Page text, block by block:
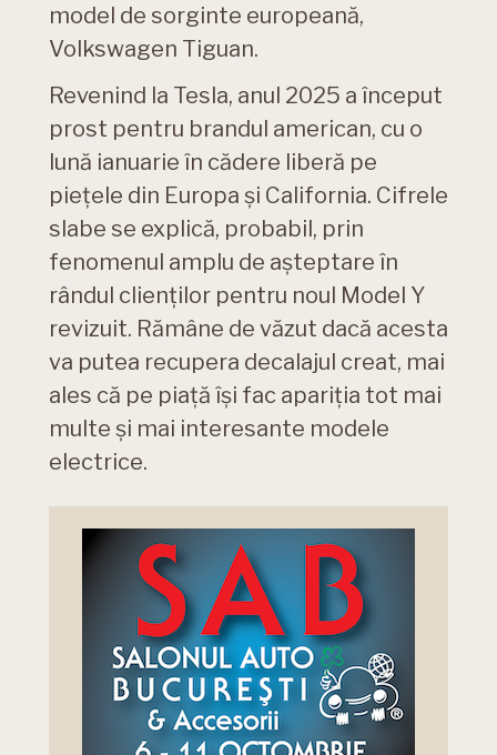
model de sorginte europeană,
Volkswagen Tiguan.
Revenind la Tesla, anul 2025 a început
prost pentru brandul american, cu o
lună ianuarie în cădere liberă pe
piețele din Europa și California. Cifrele
slabe se explică, probabil, prin
fenomenul amplu de așteptare în
rândul clienților pentru noul Model Y
revizuit. Rămâne de văzut dacă acesta
va putea recupera decalajul creat, mai
ales că pe piață își fac apariția tot mai
multe și mai interesante modele
electrice.